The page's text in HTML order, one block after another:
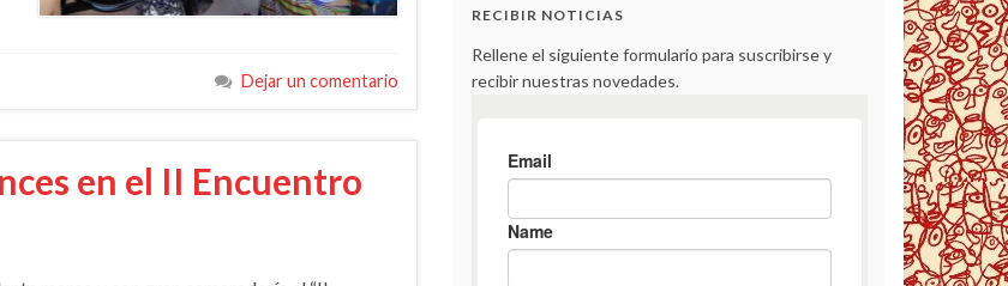
Dejar un comentario
en el II Encuentro
RECIBIR NOTICIAS
Rellene el siguiente formulario para suscribirse y
recibir nuestras novedades.